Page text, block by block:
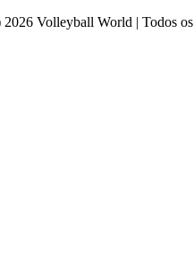
Volleyball World | Todos